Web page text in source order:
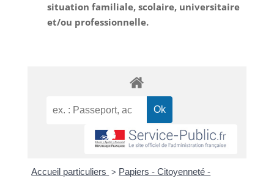
situation familiale, scolaire, universitaire
et/ou professionnelle.
Accueil particuliers > Papiers - Citoyenneté -